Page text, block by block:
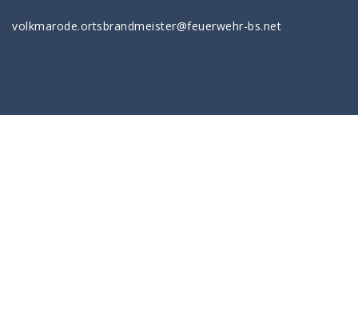
volkmarode.ortsbrandmeister@feuerwehr-bs.net